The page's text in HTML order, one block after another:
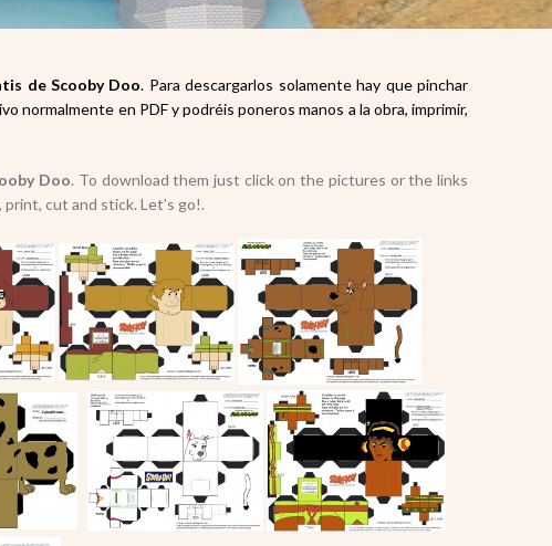
de Scooby Doo. Para descargarlos solamente hay que pinchar
normalmente en PDF y podréis poneros manos a la obra, imprimir,
Doo. To download them just click on the pictures or the links
cut and stick. Let’s go!.